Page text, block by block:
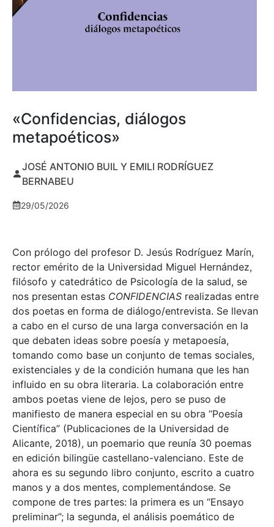
«Confidencias, diálogos
metapoéticos»
JOSÉ ANTONIO BUIL Y EMILI RODRÍGUEZ
BERNABEU
29/05/2026
Con prólogo del profesor D. Jesús Rodríguez Marín,
rector emérito de la Universidad Miguel Hernández,
filósofo y catedrático de Psicología de la salud, se
nos presentan estas CONFIDENCIAS realizadas entre
dos poetas en forma de diálogo/entrevista. Se llevan
a cabo en el curso de una larga conversación en la
que debaten ideas sobre poesía y metapoesía,
tomando como base un conjunto de temas sociales,
existenciales y de la condición humana que les han
influido en su obra literaria. La colaboración entre
ambos poetas viene de lejos, pero se puso de
manifiesto de manera especial en su obra “Poesía
Científica” (Publicaciones de la Universidad de
Alicante, 2018), un poemario que reunía 30 poemas
en edición bilingüe castellano-valenciano. Este de
ahora es su segundo libro conjunto, escrito a cuatro
manos y a dos mentes, complementándose. Se
compone de tres partes: la primera es un “Ensayo
preliminar”; la segunda, el análisis poemático de